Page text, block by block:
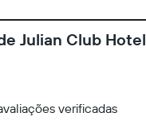
Julian Club Hotel
verificadas